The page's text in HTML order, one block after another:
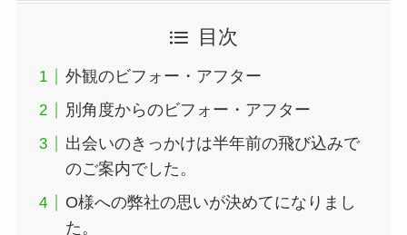
目次
外観のビフォー・アフター
別角度からのビフォー・アフター
出会いのきっかけは半年前の飛び込みで
のご案内でした。
O様への弊社の思いが決めてになりまし
た。